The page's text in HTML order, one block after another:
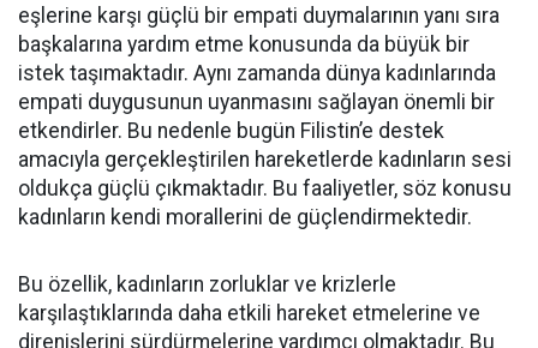
eşlerine karşı güçlü bir empati duymalarının yanı sıra
başkalarına yardım etme konusunda da büyük bir
istek taşımaktadır. Aynı zamanda dünya kadınlarında
empati duygusunun uyanmasını sağlayan önemli bir
etkendirler. Bu nedenle bugün Filistin’e destek
amacıyla gerçekleştirilen hareketlerde kadınların sesi
oldukça güçlü çıkmaktadır. Bu faaliyetler, söz konusu
kadınların kendi morallerini de güçlendirmektedir.
Bu özellik, kadınların zorluklar ve krizlerle
karşılaştıklarında daha etkili hareket etmelerine ve
direnişlerini sürdürmelerine yardımcı olmaktadır. Bu